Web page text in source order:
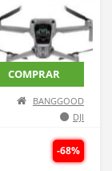
COMPRAR
BANGGOOD
DJI
-68%